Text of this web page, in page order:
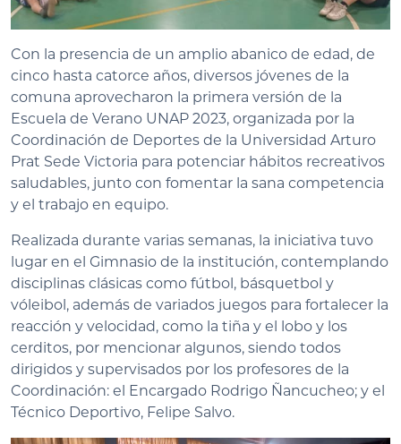
Con la presencia de un amplio abanico de edad, de
cinco hasta catorce años, diversos jóvenes de la
comuna aprovecharon la primera versión de la
Escuela de Verano UNAP 2023, organizada por la
Coordinación de Deportes de la Universidad Arturo
Prat Sede Victoria para potenciar hábitos recreativos
saludables, junto con fomentar la sana competencia
y el trabajo en equipo.
Realizada durante varias semanas, la iniciativa tuvo
lugar en el Gimnasio de la institución, contemplando
disciplinas clásicas como fútbol, básquetbol y
vóleibol, además de variados juegos para fortalecer la
reacción y velocidad, como la tiña y el lobo y los
cerditos, por mencionar algunos, siendo todos
dirigidos y supervisados por los profesores de la
Coordinación: el Encargado Rodrigo Ñancucheo; y el
Técnico Deportivo, Felipe Salvo.